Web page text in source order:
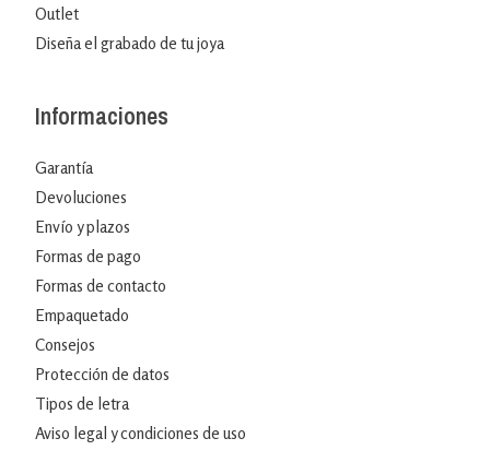
Outlet
Diseña el grabado de tu joya
Informaciones
Garantía
Devoluciones
Envío y plazos
Formas de pago
Formas de contacto
Empaquetado
Consejos
Protección de datos
Tipos de letra
Aviso legal y condiciones de uso